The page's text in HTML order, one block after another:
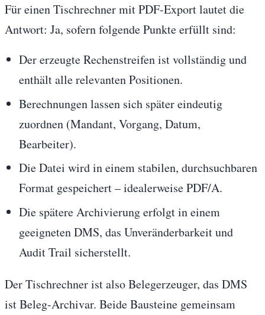
Für einen Tischrechner mit PDF-Export lautet die
Antwort: Ja, sofern folgende Punkte erfüllt sind:
Der erzeugte Rechenstreifen ist vollständig und
enthält alle relevanten Positionen.
Berechnungen lassen sich später eindeutig
zuordnen (Mandant, Vorgang, Datum,
Bearbeiter).
Die Datei wird in einem stabilen, durchsuchbaren
Format gespeichert – idealerweise PDF/A.
Die spätere Archivierung erfolgt in einem
geeigneten DMS, das Unveränderbarkeit und
Audit Trail sicherstellt.
Der Tischrechner ist also Belegerzeuger, das DMS
ist Beleg-Archivar. Beide Bausteine gemeinsam